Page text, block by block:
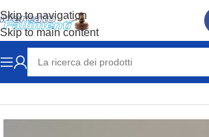
Skip to navigation
Skip to main content
Home VARIE VETRERIA LABORATORIO